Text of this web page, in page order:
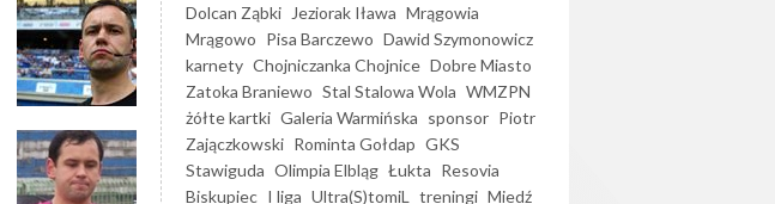
Dolcan Ząbki
Jeziorak Iława Mrągowia
Mrągowo Pisa Barczewo Dawid Szymonowicz
karnety Chojniczanka Chojnice Dobre Miasto
Zatoka Braniewo Stal Stalowa Wola WMZPN
żółte kartki Galeria Warmińska sponsor Piotr
Zajączkowski Rominta Gołdap GKS
Stawiguda Olimpia Elbląg Łukta Resovia
Biskupiec I liga Ultra(S)tomiL treningi Miedź